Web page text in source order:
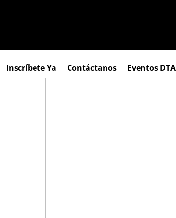
Inscríbete Ya Contáctanos Eventos DTA